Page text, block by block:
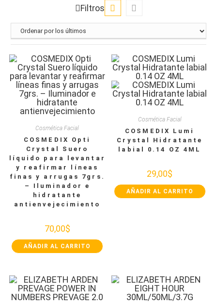
Filtros
Cosmética Facial
COSMEDIX Opti
Crystal Suero
líquido para levantar
y reafirmar líneas
finas y arrugas 7grs.
– Iluminador e
hidratante
antienvejecimiento
70,00$
AÑADIR AL CARRITO
Cosmética Facial
COSMEDIX Lumi
Crystal Hidratante
labial 0.14 OZ 4ML
29,00$
AÑADIR AL CARRITO